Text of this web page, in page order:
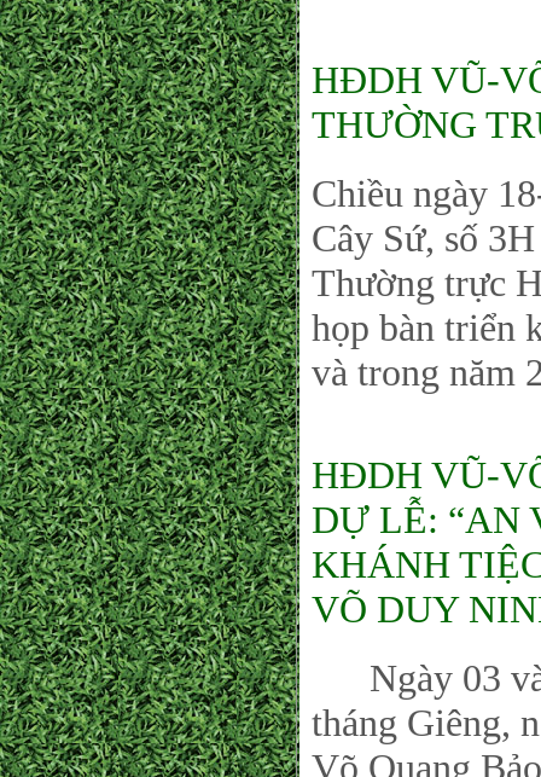
HĐDH VŨ-
THƯỜNG
Chiều ngày
Cây Sứ, số
Thường trực
họp bàn triển
và trong năm
HĐDH VŨ-
DỰ LỄ: “AN
KHÁNH
VÕ DUY
Ngày 03 và
tháng Giêng,
Võ Quang